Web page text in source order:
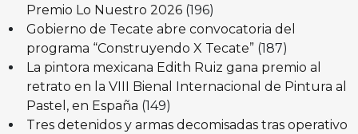
Premio Lo Nuestro 2026 (196)
Gobierno de Tecate abre convocatoria del
programa “Construyendo X Tecate” (187)
La pintora mexicana Edith Ruiz gana premio al
retrato en la VIII Bienal Internacional de Pintura al
Pastel, en España (149)
Tres detenidos y armas decomisadas tras operativo